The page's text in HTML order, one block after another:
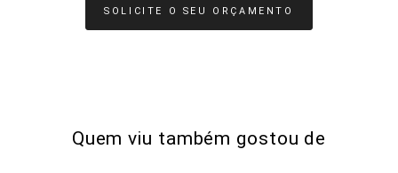
SOLICITE O SEU ORÇAMENTO
Quem viu também gostou de